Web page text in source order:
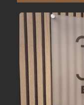
bejegyzéshez